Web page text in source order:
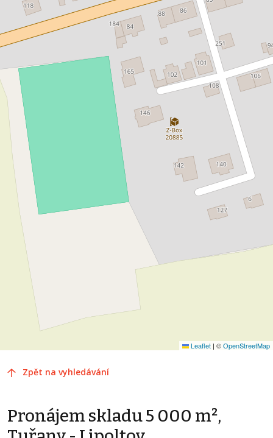
Leaflet | ©OpenStreetMap
Zpět na vyhledávání
Pronájem skladu 5 000 m²,